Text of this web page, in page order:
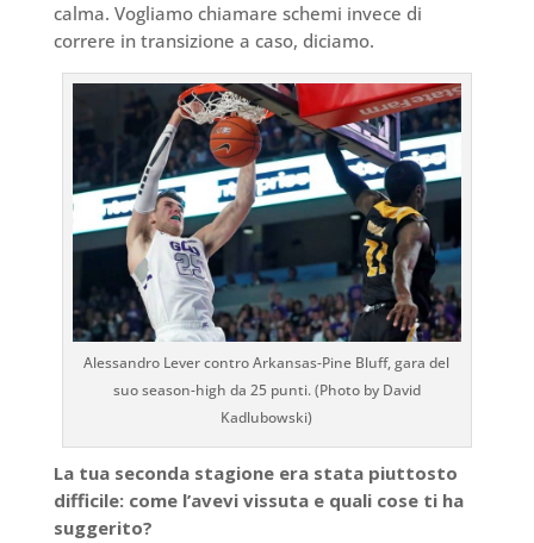
calma. Vogliamo chiamare schemi invece di
correre in transizione a caso, diciamo.
Alessandro Lever contro Arkansas-Pine Bluff, gara del
suo season-high da 25 punti. (Photo by David
Kadlubowski)
La tua seconda stagione era stata piuttosto
difficile: come l’avevi vissuta e quali cose ti ha
suggerito?